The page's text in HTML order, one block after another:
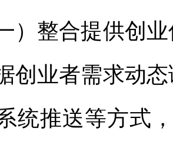
） 整合提供创
创业者需求动
统推送等方式